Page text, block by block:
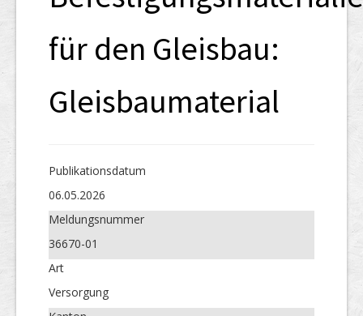
für den Gleisbau:
Gleisbaumaterial
Publikations­datum
06.05.2026
Meldungs­nummer
36670-01
Art
Versorgung